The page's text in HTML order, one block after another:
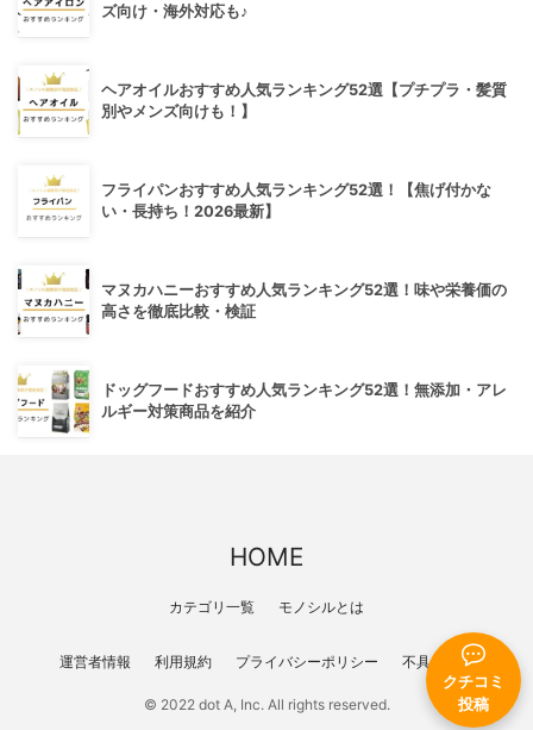
クチコミ
投稿
ズ向け・海外対応も♪
ヘアオイルおすすめ人気ランキング52選【プチプラ・髪質
別やメンズ向けも！】
フライパンおすすめ人気ランキング52選！【焦げ付かな
い・長持ち！2026最新】
マヌカハニーおすすめ人気ランキング52選！味や栄養価の
高さを徹底比較・検証
ドッグフードおすすめ人気ランキング52選！無添加・アレ
ルギー対策商品を紹介
HOME
カテゴリ一覧 モノシルとは
運営者情報 利用規約 プライバシーポリシー 不具合報告
© 2022 dot A, Inc. All rights reserved.